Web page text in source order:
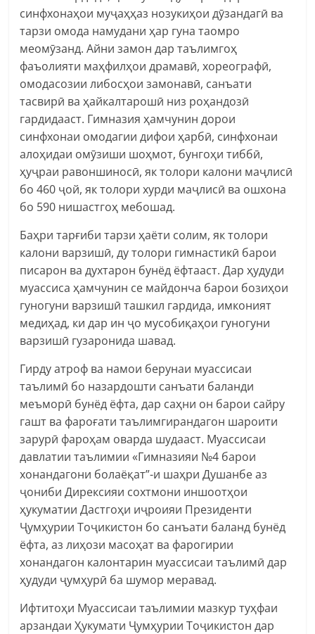
синфхонаҳои муҷаҳҳаз нозукиҳои дӯзандагӣ ва
тарзи омода намудани ҳар гуна таомро
меомӯзанд. Айни замон дар таълимгоҳ
фаъолияти маҳфилҳои драмавӣ, хореографӣ,
омодасозии либосҳои замонавӣ, санъати
тасвирӣ ва ҳайкалтарошӣ низ роҳандозӣ
гардидааст. Гимназия ҳамчунин дорои
синфхонаи омодагии дифои ҳарбӣ, синфхонаи
алоҳидаи омӯзиши шоҳмот, бунгоҳи тиббӣ,
ҳуҷраи равоншиносӣ, як толори калони маҷлисӣ
бо 460 ҷой, як толори хурди маҷлисӣ ва ошхона
бо 590 нишастгоҳ мебошад.
Баҳри тарғиби тарзи ҳаёти солим, як толори
калони варзишӣ, ду толори гимнастикӣ барои
писарон ва духтарон бунёд ёфтааст. Дар ҳудуди
муассиса ҳамчунин се майдонча барои бозиҳои
гуногуни варзишӣ ташкил гардида, имконият
медиҳад, ки дар ин ҷо мусобиқаҳои гуногуни
варзишӣ гузаронида шавад.
Гирду атроф ва намои берунаи муассисаи
таълимӣ бо назардошти санъати баланди
меъморӣ бунёд ёфта, дар саҳни он барои сайру
гашт ва фароғати таълимгирандагон шароити
зарурӣ фароҳам оварда шудааст. Муассисаи
давлатии таълимии «Гимназияи №4 барои
хонандагони болаёқат”-и шаҳри Душанбе аз
ҷониби Дирексияи сохтмони иншоотҳои
ҳукуматии Дастгоҳи иҷроияи Президенти
Ҷумҳурии Тоҷикистон бо санъати баланд бунёд
ёфта, аз лиҳози масоҳат ва фарогирии
хонандагон калонтарин муассисаи таълимӣ дар
ҳудуди ҷумҳурӣ ба шумор меравад.
Ифтитоҳи Муассисаи таълимии мазкур туҳфаи
арзандаи Ҳукумати Ҷумҳурии Тоҷикистон дар